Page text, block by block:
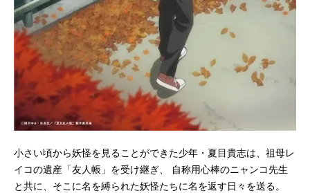
小さい頃から妖怪を見ることができた少年・夏目貴志は、祖母レ
イコの遺産「友人帳」を受け継ぎ、 自称用心棒のニャンコ先生
と共に、そこに名を縛られた妖怪たちに名を返す日々を送る。